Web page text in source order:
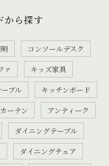
から探す
コンソールデスク
ァ
キッズ家具
ブル
キッチンボード
カーテン
アンティーク
ダイニングテーブル
ダイニングチェア